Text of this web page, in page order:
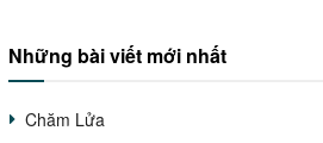
Những bài viết mới nhất
Chăm Lửa